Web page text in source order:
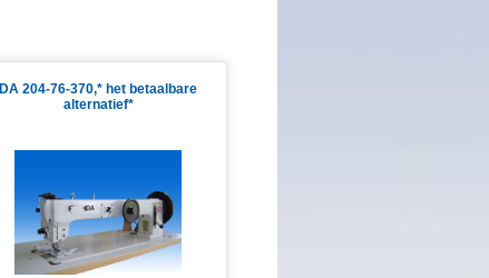
DA 204-76-370,* het betaalbare
alternatief*